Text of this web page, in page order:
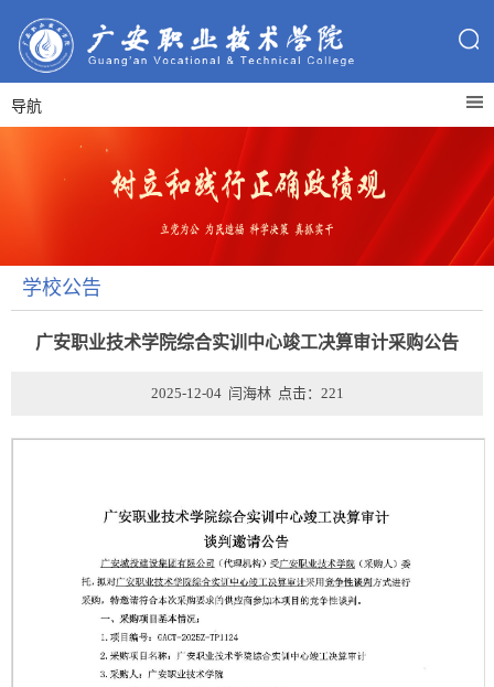
导航
学校公告
广安职业技术学院综合实训中心竣工决算审计采购公告
2025-12-04 闫海林 点击： 221